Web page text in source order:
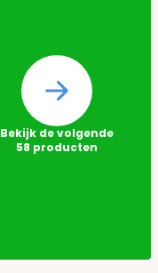
Bekijk de volgende
58 producten